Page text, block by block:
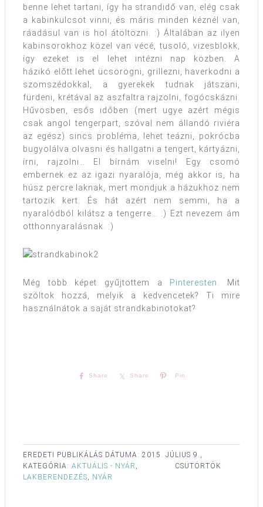
benne lehet tartani, így ha strandidő van, elég csak
a kabinkulcsot vinni, és máris minden kéznél van,
ráadásul van is hol átöltözni. :) Általában az ilyen
kabinsorokhoz közel van vécé, tusoló, vizesblokk,
így ezeket is el lehet intézni nap közben. A
házikó előtt lehet ücsörögni, grillezni, haverkodni a
szomszédokkal, a gyerekek tudnak játszani,
fürdeni, krétával az aszfaltra rajzolni, fogócskázni.
Hűvösben, esős időben (mert ugye azért mégis
csak angol tengerpart, szóval nem állandó riviéra
az egész) sincs probléma, lehet teázni, pokrócba
bugyolálva olvasni és hallgatni a tengert, kártyázni,
írni, rajzolni… El bírnám viselni! Egy csomó
embernek ez az igazi nyaralója, még akkor is, ha
húsz percre laknak, mert mondjuk a házukhoz nem
tartozik kert. És hát azért nem semmi, ha a
nyaralódból kilátsz a tengerre… :) Ezt nevezem ám
otthonnyaralásnak. :)
Még több képet gyűjtöttem a Pinteresten. Mit
szóltok hozzá, melyik a kedvencetek? Ti mire
használnátok a saját strandkabinotokat?
Share Share Pin
EREDETI PUBLIKÁLÁS DÁTUMA: 2015. JÚLIUS 9.,
CSÜTÖRTÖK
KATEGÓRIA: AKTUÁLIS - NYÁR ,
LAKBERENDEZÉS, NYÁR